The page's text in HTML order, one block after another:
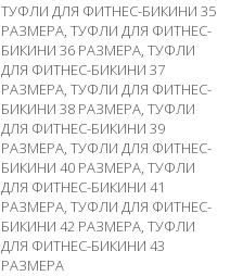
ТУФЛИ ДЛЯ ФИТНЕС-БИКИНИ 35
РАЗМЕРА, ТУФЛИ ДЛЯ ФИТНЕС-
БИКИНИ 36 РАЗМЕРА, ТУФЛИ
ДЛЯ ФИТНЕС-БИКИНИ 37
РАЗМЕРА, ТУФЛИ ДЛЯ ФИТНЕС-
БИКИНИ 38 РАЗМЕРА, ТУФЛИ
ДЛЯ ФИТНЕС-БИКИНИ 39
РАЗМЕРА, ТУФЛИ ДЛЯ ФИТНЕС-
БИКИНИ 40 РАЗМЕРА, ТУФЛИ
ДЛЯ ФИТНЕС-БИКИНИ 41
РАЗМЕРА, ТУФЛИ ДЛЯ ФИТНЕС-
БИКИНИ 42 РАЗМЕРА, ТУФЛИ
ДЛЯ ФИТНЕС-БИКИНИ 43
РАЗМЕРА